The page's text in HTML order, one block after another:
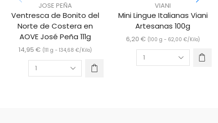
JOSE PEÑA
Ventresca de Bonito del
Norte de Costera en
AOVE José Peña 111g
14,95 € (111 g - 134,68 €/Kilo)
VIANI
Mini Lingue Italianas Viani
Artesanas 100g
6,20 € (100 g - 62,00 €/Kilo)